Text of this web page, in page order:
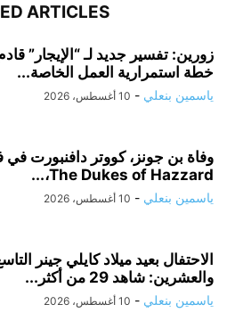
ARTICLES
زورين: تفسير جديد لـ “الإيجار”
خطة استمرارية العمل الخاصة...
ياسمين بنعلي - 10 أغسطس، 2026
وفاة بن جونز، كووتر دافنبورت في
The Dukes of Hazzard،...
ياسمين بنعلي - 10 أغسطس، 2026
الاحتفال بعيد ميلاد كايلي جينر
والعشرين: شاهد 29 من أكثر...
ياسمين بنعلي - 10 أغسطس، 2026